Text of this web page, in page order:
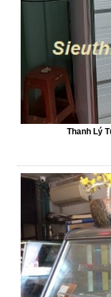
Thanh Lý